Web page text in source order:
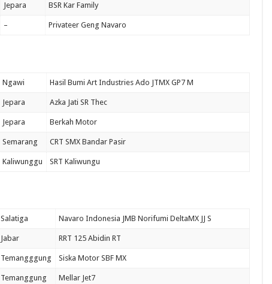
Jepara BSR Kar Family
– Privateer Geng Navaro
Ngawi Hasil Bumi Art Industries Ado JTMX GP7 M
Jepara Azka Jati SR Thec
Jepara Berkah Motor
Semarang CRT SMX Bandar Pasir
Kaliwunggu SRT Kaliwungu
Salatiga Navaro Indonesia JMB Norifumi DeltaMX JJ S
Jabar RRT 125 Abidin RT
Temangggung Siska Motor SBF MX
Temanggung Mellar Jet7